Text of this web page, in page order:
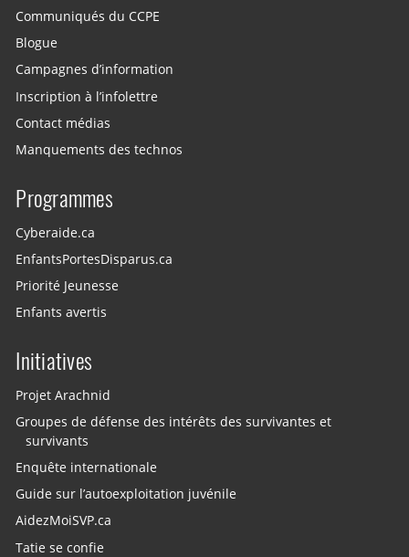
Communiqués du CCPE
Blogue
Campagnes d’information
Inscription à l’infolettre
Contact médias
Manquements des technos
Programmes
Cyberaide.ca
EnfantsPortesDisparus.ca
Priorité Jeunesse
Enfants avertis
Initiatives
Projet Arachnid
Groupes de défense des intérêts des survivantes et
survivants
Enquête internationale
Guide sur l’autoexploitation juvénile
AidezMoiSVP.ca
Tatie se confie